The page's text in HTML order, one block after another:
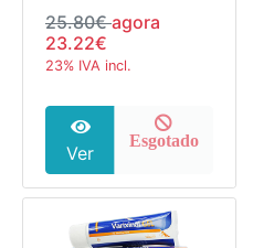
25.80€agora
23.22€
23% IVA incl.
Ver
Esgotado